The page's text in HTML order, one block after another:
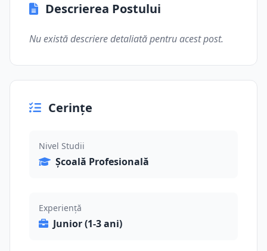
Descrierea Postului
Nu există descriere detaliată pentru acest post.
Cerințe
Nivel Studii
Școală Profesională
Experiență
Junior (1-3 ani)